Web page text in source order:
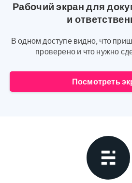
Рабочий экран для
и
В одном доступе видно, что
проверено и что нужно
Посмотреть